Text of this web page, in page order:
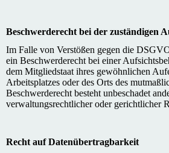
Beschwerderecht bei der zuständigen
Im Falle von Verstößen gegen die
ein Beschwerderecht bei einer
dem Mitgliedstaat ihres gewöhnlichen
Arbeitsplatzes oder des Orts des
Beschwerderecht besteht unbeschadet
verwaltungsrechtlicher oder gerichtlicher
Recht auf Datenübertragbarkeit